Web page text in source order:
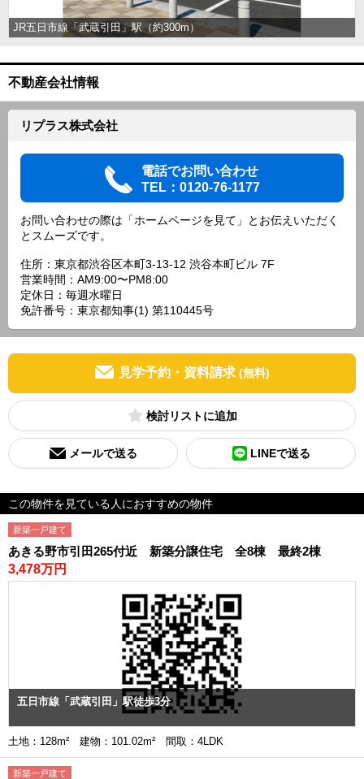
JR五日市線「武蔵引田」駅（約300m）
不動産会社情報
リプラス株式会社
電話でお問い合わせ
TEL：0120-76-1177
お問い合わせの際は「ホームページを見て」とお伝えいただく
とスムーズです。
住所：東京都渋谷区本町3-13-12 渋谷本町ビル 7F
営業時間：AM9:00〜PM8:00
定休日：毎週水曜日
免許番号：東京都知事(1) 第110445号
見学予約・資料請求 (無料)
検討リスト
メールで送る LINEで送る
この物件を見ている人におすすめの物件
新築一戸建て
あきる野市引田265付近 新築分譲住宅 全8棟 最終2棟
3,478万円
五日市線「武蔵引田」駅徒歩3分
土地：128m² 建物：101.02m² 間取：4LDK
新築一戸建て